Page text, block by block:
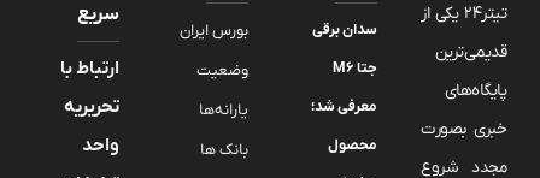
تیتر24 یکی از
قدیمی‌ترین
پایگاه‌های
خبری بصورت
مجدد شروع
سدان برقی
جتا M6
معرفی شد؛
محصول
بورس ایران
وضعیت
یارانه‌ها
بانک ها
سریع
ارتباط با
تحریریه
واحد